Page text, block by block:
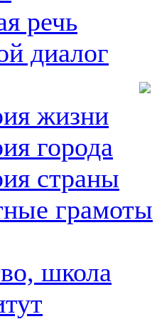
речь
диалог
жизни
города
страны
грамоты
школа